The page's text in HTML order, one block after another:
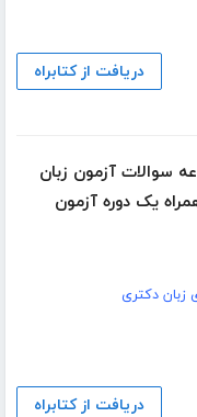
دریافت از کتابراه
سوالات آزمون زبان
یک دوره آزمون
زبان دکتری
دریافت از کتابراه